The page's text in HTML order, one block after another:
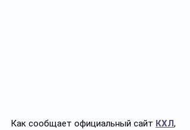
Как сообщает официальный сайт КХЛ,